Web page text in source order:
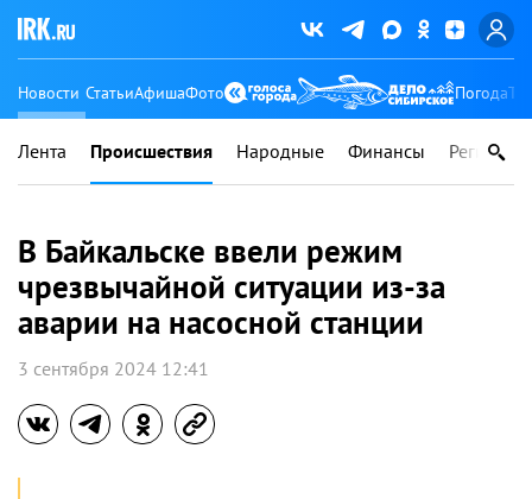
Новости СтатьиАфишаФото Погода
Лента Происшествия Народные Финансы Регионы
В Байкальске ввели режим
чрезвычайной ситуации из-за
аварии на насосной станции
3 сентября 2024 12:41